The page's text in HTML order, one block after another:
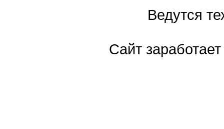
Ведутся
Сайт